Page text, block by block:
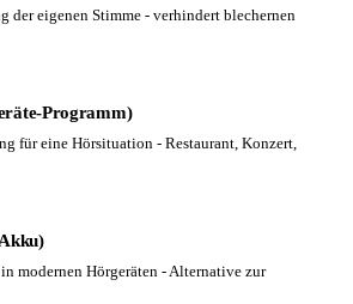
der eigenen Stimme - verhindert blechernen
Programm)
für eine Hörsituation - Restaurant, Konzert,
modernen Hörgeräten - Alternative zur